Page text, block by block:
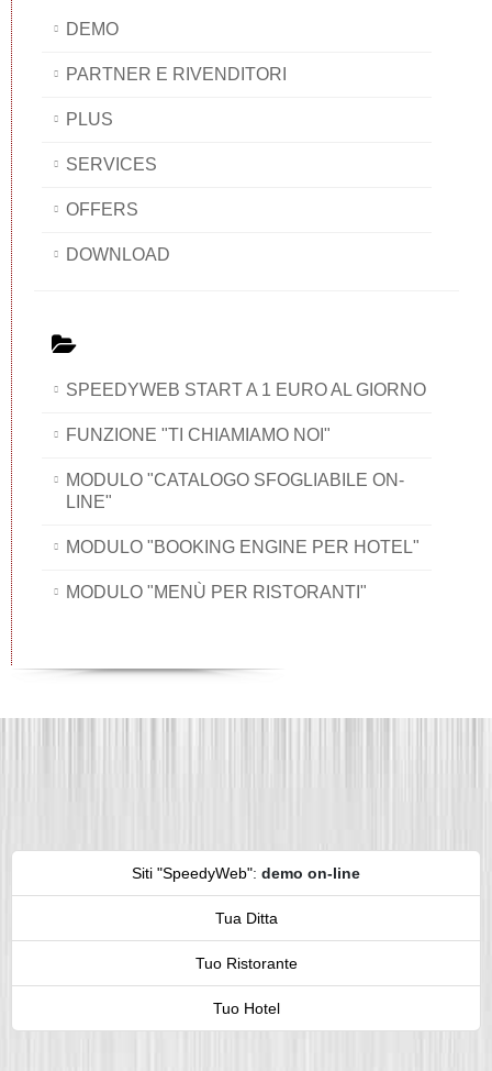
DEMO
PARTNER E RIVENDITORI
PLUS
SERVICES
OFFERS
DOWNLOAD
SPEEDYWEB START A 1 EURO AL GIORNO
FUNZIONE "TI CHIAMIAMO NOI"
MODULO "CATALOGO SFOGLIABILE ON-
LINE"
MODULO "BOOKING ENGINE PER HOTEL"
MODULO "MENÙ PER RISTORANTI"
Siti "SpeedyWeb": demo on-line
Tua Ditta
Tuo Ristorante
Tuo Hotel